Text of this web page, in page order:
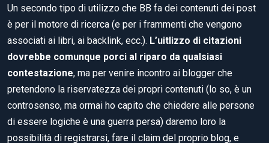
Un secondo tipo di utilizzo che BB fa dei contenuti dei post
è per il motore di ricerca (e per i frammenti che vengono
associati ai libri, ai backlink, ecc.). L’uitlizzo di citazioni
dovrebbe comunque porci al riparo da qualsiasi
contestazione, ma per venire incontro ai blogger che
pretendono la riservatezza dei propri contenuti (lo so, è un
controsenso, ma ormai ho capito che chiedere alle persone
di essere logiche è una guerra persa) daremo loro la
possibilità di registrarsi, fare il claim del proprio blog, e